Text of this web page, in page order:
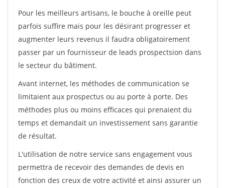
Pour les meilleurs artisans, le bouche à oreille peut
parfois suffire mais pour les désirant progresser et
augmenter leurs revenus il faudra obligatoirement
passer par un fournisseur de leads prospectsion dans
le secteur du bâtiment.
Avant internet, les méthodes de communication se
limitaient aux prospectus ou au porte à porte. Des
méthodes plus ou moins efficaces qui prenaient du
temps et demandait un investissement sans garantie
de résultat.
L'utilisation de notre service sans engagement vous
permettra de recevoir des demandes de devis en
fonction des creux de votre activité et ainsi assurer un